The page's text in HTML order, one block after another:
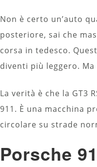
Non è certo un’auto
posteriore, sai che
corsa in tedesco.
diventi più leggero.
La verità è che la GT3
911. È una macchina
circolare su strade
Porsche